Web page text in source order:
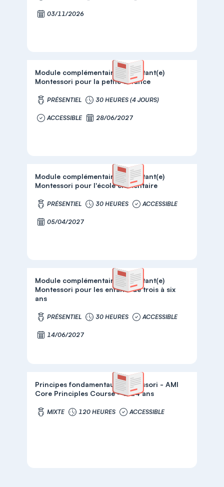
03/11/2026
Module complémentaire - Assistant(e)
Montessori pour la petite enfance
PRÉSENTIEL 30 HEURES (4 JOURS)
ACCESSIBLE 28/06/2027
Module complémentaire - Assistant(e)
Montessori pour l'école élémentaire
PRÉSENTIEL 30 HEURES ACCESSIBLE
05/04/2027
Module complémentaire - Assistant(e)
Montessori pour les enfants de trois à six
ans
PRÉSENTIEL 30 HEURES ACCESSIBLE
14/06/2027
Principes fondamentaux Montessori - AMI
Core Principles Course - 0-24 ans
MIXTE 120 HEURES ACCESSIBLE